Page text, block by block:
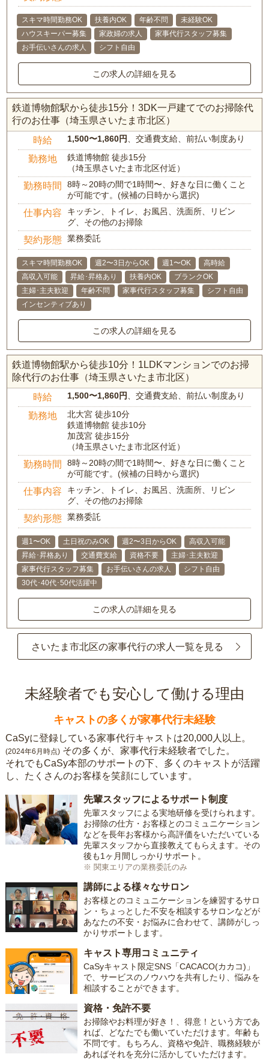
スキマ時間勤務OK 扶養内OK 年齢不問
未経験OK
ハウスキーパー募集
家政婦の求人
家事代行スタッフ募集
お手伝いさんの求人
シフト自由
この求人の詳細を見る
鉄道博物館駅から徒歩15分！3DK一戸建てでのお掃除代
行のお仕事（埼玉県さいたま市北区）
時給 1,500〜1,860円 、交通費支給、前払い制度あり
勤務地
鉄道博物館 徒歩15分
（埼玉県さいたま市北区付近）
勤務時間
8時～20時の間で1時間〜、好きな日に働くこと
が可能です。(候補の日時から選択)
仕事内容
キッチン、トイレ、お風呂、洗面所、リビン
グ、その他のお掃除
契約形態 業務委託
スキマ時間勤務OK 週2〜3日からOK 週1〜OK
高時給
高収入可能
昇給･昇格あり 扶養内OK
ブランクOK
主婦･主夫歓迎
年齢不問 家事代行スタッフ募集
シフト自由
インセンティブあり
この求人の詳細を見る
鉄道博物館駅から徒歩10分！1LDKマンションでのお掃
除代行のお仕事（埼玉県さいたま市北区）
時給 1,500〜1,860円 、交通費支給、前払い制度あり
勤務地
北大宮 徒歩10分
鉄道博物館 徒歩10分
加茂宮 徒歩15分
（埼玉県さいたま市北区付近）
勤務時間
8時～20時の間で1時間〜、好きな日に働くこと
が可能です。(候補の日時から選択)
仕事内容
キッチン、トイレ、お風呂、洗面所、リビン
グ、その他のお掃除
契約形態 業務委託
週1〜OK 土日祝のみOK 週2〜3日からOK
高収入可能
昇給･昇格あり
交通費支給 資格不要
主婦･主夫歓迎
家事代行スタッフ募集
お手伝いさんの求人
シフト自由
30代･40代･50代活躍中
この求人の詳細を見る
さいたま市北区の家事代行の求人一覧を見る
未経験者でも安心して働ける理由
キャストの多くが家事代行未経験
CaSyに登録している家事代行キャストは20,000人以上。
(2024年6月時点) その多くが、家事代行未経験者でした。
それでもCaSy本部のサポートの下、多くのキャストが活躍
し、たくさんのお客様を笑顔にしています。
先輩スタッフによるサポート制度
先輩スタッフによる実地研修を受けられます。
お掃除の仕方・お客様とのコミュニケーション
などを長年お客様から高評価をいただいている
先輩スタッフから直接教えてもらえます。その
後も1ヶ月間しっかりサポート。
※ 関東エリアの業務委託のみ
講師による様々なサロン
お客様とのコミュニケーションを練習するサロ
ン・ちょっとした不安を相談するサロンなどが
あなたの不安・お悩みに合わせて、講師がしっ
かりサポートします。
キャスト専用コミュニティ
CaSyキャスト限定SNS「CACACO(カカコ)」
で、サービスのノウハウを共有したり、悩みを
相談することができます。
資格・免許不要
お掃除やお料理が好き！、得意！という方であ
れば、どなたでも働いていただけます。年齢も
不問です。もちろん、資格や免許、職務経験が
あればそれを充分に活かしていただけます。